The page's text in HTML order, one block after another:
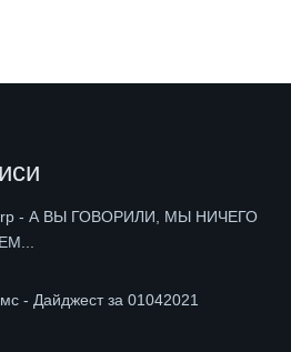
- А ВЫ ГОВОРИЛИ, МЫ НИЧЕГО
- Дайджест за 01042021